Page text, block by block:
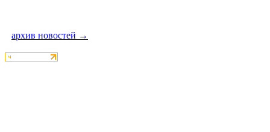
архив новостей →